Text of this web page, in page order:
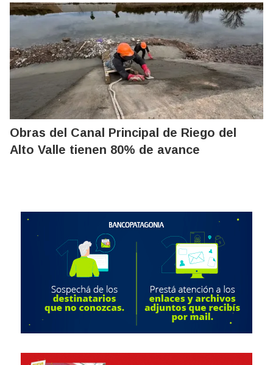
Obras del Canal Principal de Riego del
Alto Valle tienen 80% de avance